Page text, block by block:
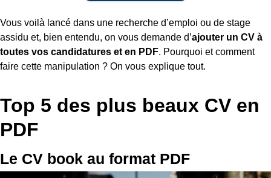
Vous voilà lancé dans une recherche d’emploi ou de stage
assidu et, bien entendu, on vous demande d’ajouter un CV à
toutes vos candidatures et en PDF. Pourquoi et comment
faire cette manipulation ? On vous explique tout.
Top 5 des plus beaux CV en
PDF
Le CV book au format PDF